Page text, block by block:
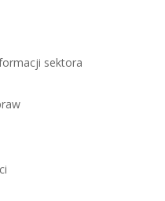
sektora